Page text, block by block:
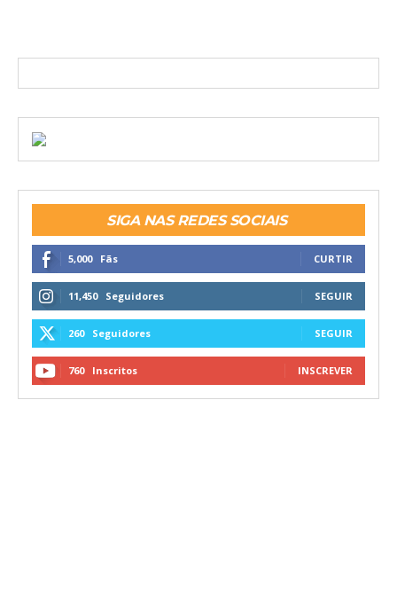
SIGA NAS REDES SOCIAIS
5,000 Fãs CURTIR
11,450 Seguidores SEGUIR
260 Seguidores SEGUIR
760 Inscritos INSCREVER